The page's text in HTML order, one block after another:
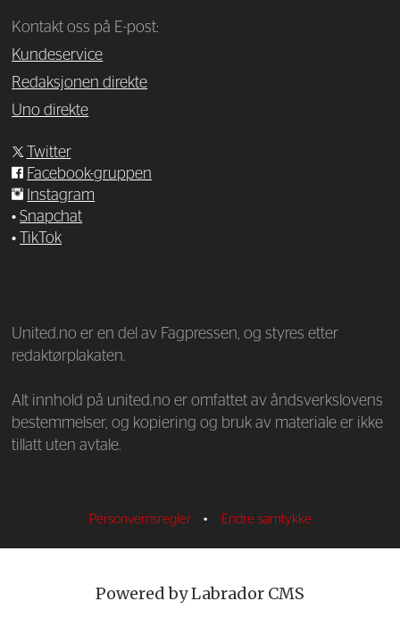
Kontakt oss på E-post:
Kundeservice
Redaksjonen direkte
Uno direkte
Twitter
Facebook-gruppen
Instagram
•Snapchat
•
TikTok
United.no er en del av Fagpressen, og styres etter
redaktørplakaten.
Alt innhold på united.no er omfattet av åndsverkslovens
bestemmelser, og kopiering og bruk av materiale er ikke
tillatt uten avtale.
Personvernsregler • Endre samtykke
Powered by Labrador CMS